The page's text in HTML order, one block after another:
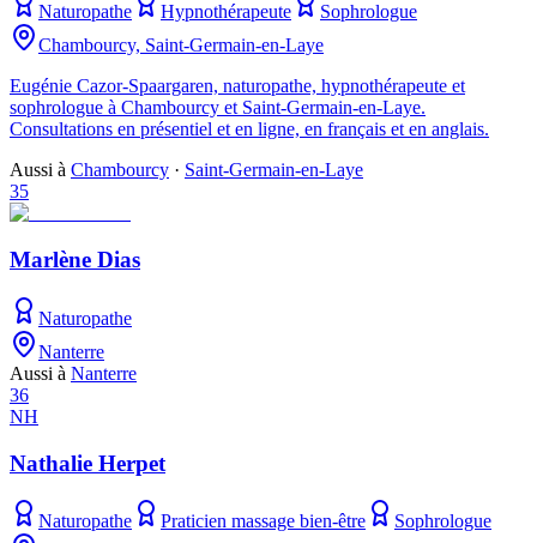
Naturopathe Hypnothérapeute
Sophrologue
Chambourcy, Saint-Germain-en-Laye
Eugénie Cazor-Spaargaren, naturopathe, hypnothérapeute et
sophrologue à Chambourcy et Saint-Germain-en-Laye.
Consultations en présentiel et en ligne, en français et en anglais.
Aussi à Chambourcy · Saint-Germain-en-Laye
35
Marlène Dias
Naturopathe
Nanterre
Aussi à Nanterre
36
NH
Nathalie Herpet
Naturopathe Praticien massage bien-être
Sophrologue